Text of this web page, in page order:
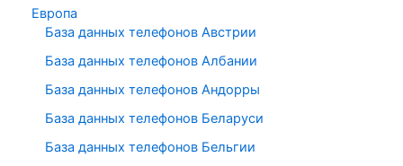
Европа
База данных телефонов Австрии
База данных телефонов Албании
База данных телефонов Андорры
База данных телефонов Беларуси
База данных телефонов Бельгии